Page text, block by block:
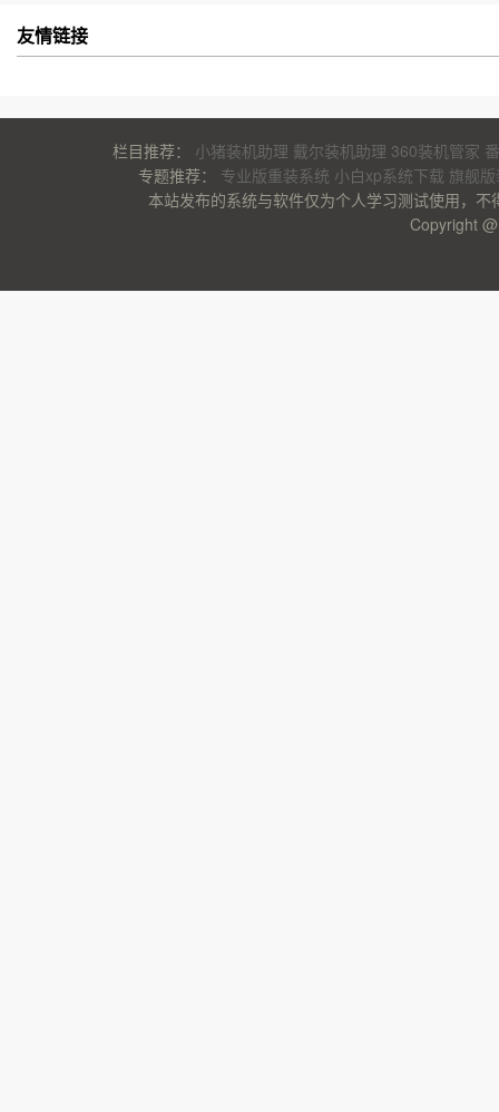
友情链接
栏目推荐： 小猪装机助理 戴尔装机助理 360装机管家
专题推荐： 专业版重装系统 小白xp系统下载 旗舰
本站发布的系统与软件仅为个人学习测试使用，
Copyright